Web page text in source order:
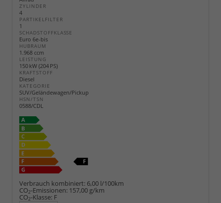
ZYLINDER
4
PARTIKELFILTER
1
SCHADSTOFFKLASSE
Euro 6e-bis
HUBRAUM
1.968 ccm
LEISTUNG
150 kW (204 PS)
KRAFTSTOFF
Diesel
KATEGORIE
SUV/Geländewagen/Pickup
HSN/TSN
0588/CDL
Verbrauch kombiniert: 6,00 l/100km
CO2-Emissionen: 157,00 g/km
CO2-Klasse: F